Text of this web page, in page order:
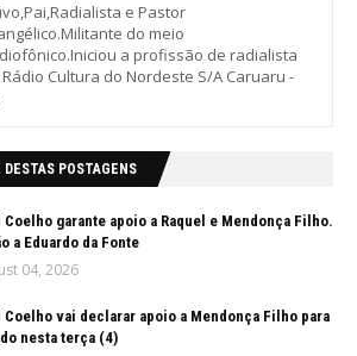
e Pastor
do meio
a profissão de radialista
Cultura do Nordeste S/A Caruaru -
POSTAGENS
garante apoio a Raquel e Mendonça Filho.
a Eduardo da Fonte
04, 2026
Coelho vai declarar apoio a Mendonça Filho para
nesta terça (4)